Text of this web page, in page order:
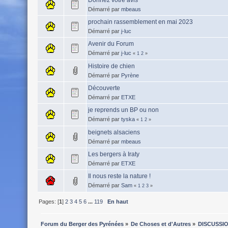
Démarré par mbeaus
prochain rassemblement en mai 2023
Démarré par j-luc
Avenir du Forum
Démarré par j-luc « 1 2»
Histoire de chien
Démarré par Pyrène
Découverte
Démarré par ETXE
je reprends un BP ou non
Démarré par tyska « 1 2»
beignets alsaciens
Démarré par mbeaus
Les bergers à Iraty
Démarré par ETXE
Il nous reste la nature !
Démarré par Sam « 1 2 3»
Pages: [1] 2 3 4 5 6 ... 119 En haut
Forum du Berger des Pyrénées» De Choses et d'Autres »